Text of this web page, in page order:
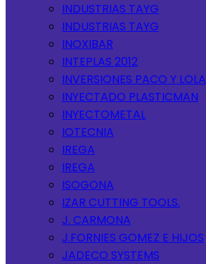
INDUSTRIAS TAYG
INDUSTRIAS TAYG
INOXIBAR
INTEPLAS 2012
INVERSIONES PACO Y LOLA
INYECTADO PLASTICMAN
INYECTOMETAL
IOTECNIA
IREGA
IREGA
ISOGONA
IZAR CUTTING TOOLS.
J. CARMONA
J.FORNIES GOMEZ E HIJOS
JADECO SYSTEMS